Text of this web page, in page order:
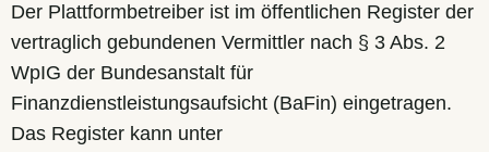
Der Plattformbetreiber ist im öffentlichen Register der
vertraglich gebundenen Vermittler nach § 3 Abs. 2
WpIG der Bundesanstalt für
Finanzdienstleistungsaufsicht (BaFin) eingetragen.
Das Register kann unter